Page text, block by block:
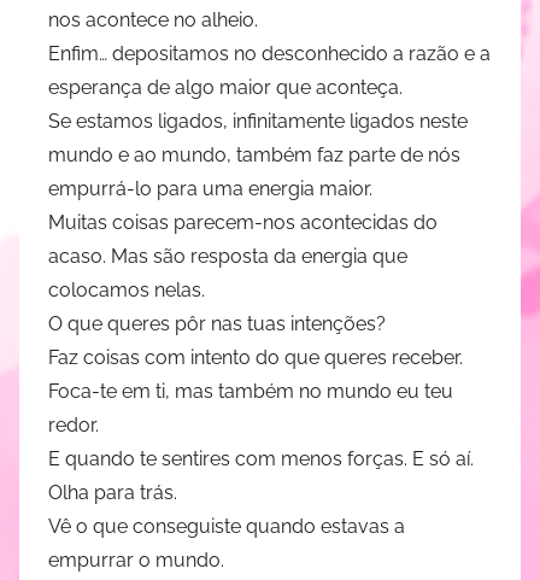
e
R
e
s
n
e
nos acontece no alheio.
Enfim… depositamos no desconhecido a razão e a
esperança de algo maior que aconteça.
Se estamos ligados, infinitamente ligados neste
mundo e ao mundo, também faz parte de nós
empurrá-lo para uma energia maior.
Muitas coisas parecem-nos acontecidas do
acaso. Mas são resposta da energia que
colocamos nelas.
O que queres pôr nas tuas intenções?
Faz coisas com intento do que queres receber.
Foca-te em ti, mas também no mundo eu teu
redor.
E quando te sentires com menos forças. E só aí.
Olha para trás.
Vê o que conseguiste quando estavas a
empurrar o mundo.